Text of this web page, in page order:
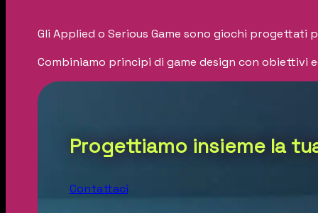
Progettiamo insieme la
Contattaci
Gli Applied o Serious Game sono giochi progettati
Combiniamo principi di game design con obiettivi